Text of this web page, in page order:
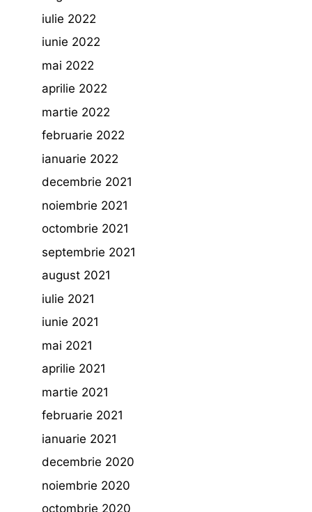
iulie 2022
iunie 2022
mai 2022
aprilie 2022
martie 2022
februarie 2022
ianuarie 2022
decembrie 2021
noiembrie 2021
octombrie 2021
septembrie 2021
august 2021
iulie 2021
iunie 2021
mai 2021
aprilie 2021
martie 2021
februarie 2021
ianuarie 2021
decembrie 2020
noiembrie 2020
octombrie 2020